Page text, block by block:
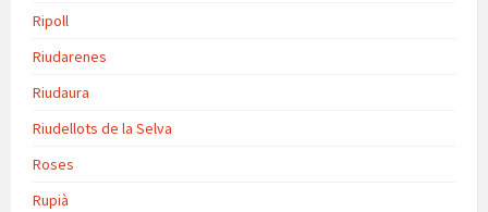
Ripoll
Riudarenes
Riudaura
Riudellots de la Selva
Roses
Rupià